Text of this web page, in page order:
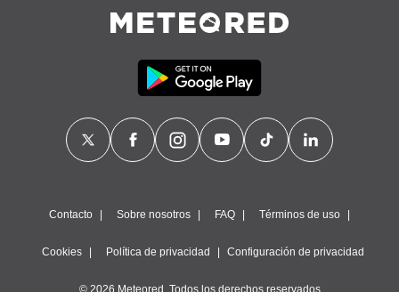
Contacto Sobre nosotros FAQ Términos de uso
Cookies Política de privacidad Configuración de privacidad
© 2026 Meteored. Todos los derechos reservados